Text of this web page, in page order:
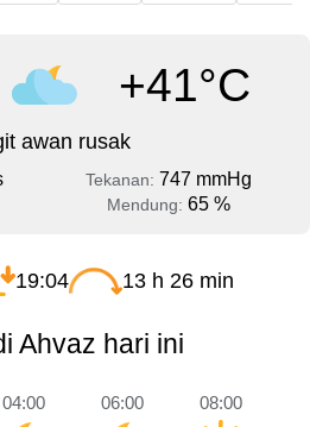
+41°C
awan rusak
Tekanan: 747 mmHg
Mendung: 65 %
19:04 13 h 26 min
Ahvaz hari ini
04:00 06:00 08:00